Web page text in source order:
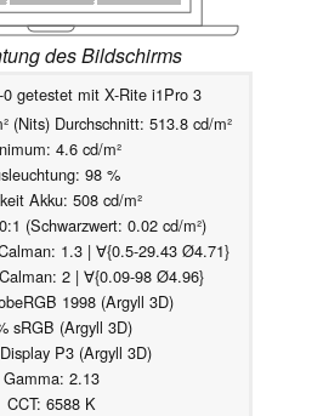
des Bildschirms
getestet mit X-Rite i1Pro 3
(Nits) Durchschnitt: 513.8 cd/m²
4.6 cd/m²
98 %
Akku: 508 cd/m²
(Schwarzwert: 0.02 cd/m²)
1.3 | ∀{0.5-29.43 Ø4.71}
2 | ∀{0.09-98 Ø4.96}
1998 (Argyll 3D)
sRGB (Argyll 3D)
P3 (Argyll 3D)
Gamma: 2.13
CCT: 6588 K